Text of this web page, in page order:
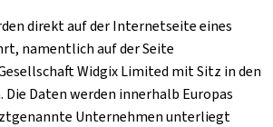
direkt auf der Internetseite eines
namentlich auf der Seite
Widgix Limited mit Sitz in den
Daten werden innerhalb Europas
Unternehmen unterliegt